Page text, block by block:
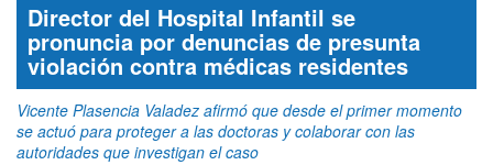
Director del Hospital Infantil se
pronuncia por denuncias de presunta
violación contra médicas residentes
Vicente Plasencia Valadez afirmó que desde el primer momento
se actuó para proteger a las doctoras y colaborar con las
autoridades que investigan el caso